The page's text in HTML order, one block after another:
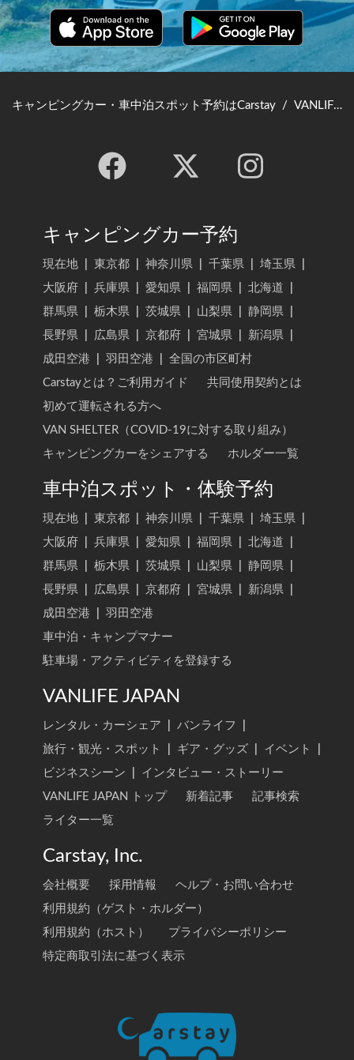
キャンピングカー・車中泊スポット予約はCarstay / VANLIFE JAPAN TOP
キャンピングカー予約
現在地 東京都 神奈川県 千葉県 埼玉県
大阪府
兵庫県 愛知県 福岡県 北海道
群馬県
栃木県 茨城県 山梨県 静岡県
長野県
広島県 京都府 宮城県 新潟県
成田空港
羽田空港
全国の市区町村
Carstayとは？ご利用ガイド
共同使用契約とは
初めて運転される方へ
VAN SHELTER（COVID-19に対する取り組み）
キャンピングカーをシェアする
ホルダー一覧
車中泊スポット・体験予約
現在地 東京都 神奈川県 千葉県 埼玉県
大阪府
兵庫県 愛知県 福岡県 北海道
群馬県
栃木県 茨城県 山梨県 静岡県
長野県
広島県 京都府 宮城県 新潟県
成田空港
羽田空港
車中泊・キャンプマナー
駐車場・アクティビティを登録する
VANLIFE JAPAN
レンタル・カーシェア バンライフ
旅行・観光・スポット
ギア・グッズ イベント
ビジネスシーン
インタビュー・ストーリー
VANLIFE JAPAN トップ
新着記事
記事検索
ライター一覧
Carstay, Inc.
会社概要 採用情報
ヘルプ・お問い合わせ
利用規約（ゲスト・ホルダー）
利用規約（ホスト）
プライバシーポリシー
特定商取引法に基づく表示